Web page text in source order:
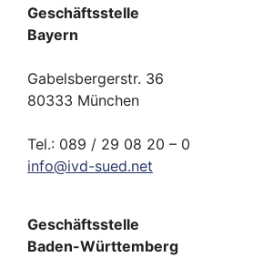
Geschäftsstelle
Bayern
Gabelsbergerstr. 36
80333 München
Tel.: 089 / 29 08 20 – 0
info@ivd-sued.net
Geschäftsstelle
Baden-Württemberg